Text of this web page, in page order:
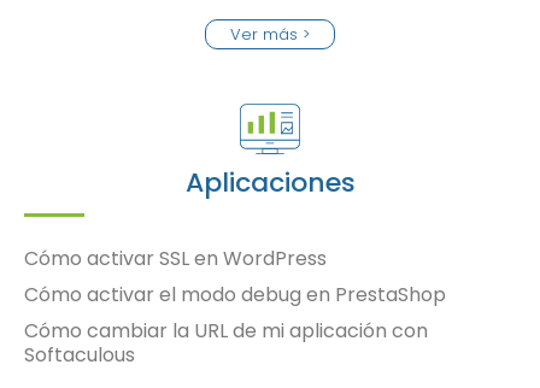
Ver más >
Aplicaciones
Cómo activar SSL en WordPress
Cómo activar el modo debug en PrestaShop
Cómo cambiar la URL de mi aplicación con
Softaculous